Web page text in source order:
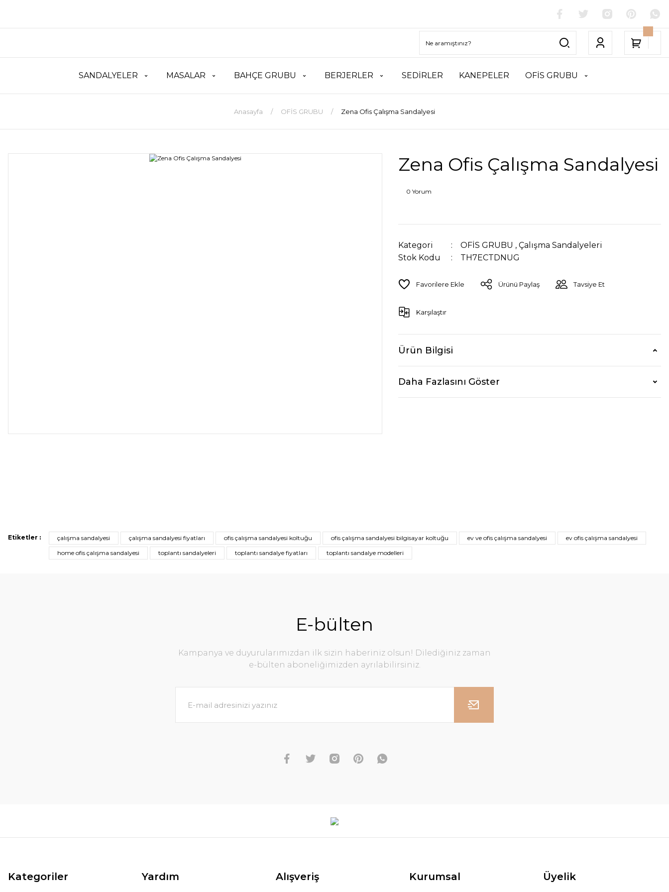
SANDALYELER MASALAR BAHÇE GRUBU BERJERLER SEDİRLER KANEPELER OFİS GRUBU
Anasayfa OFİS GRUBU Zena Ofis Çalışma Sandalyesi
Zena Ofis Çalışma Sandalyesi
0 Yorum
Kategori OFİS GRUBU , Çalışma Sandalyeleri
Stok Kodu
TH7ECTDNUG
Ürünü Paylaş Tavsiye Et
Karşılaştır
Ürün Bilgisi
Daha Fazlasını Göster
Etiketler : çalışma sandalyesi çalışma sandalyesi fiyatları ofis çalışma sandalyesi koltuğu ofis çalışma sandalyesi bilgisayar koltuğu ev ve ofis çalışma sandalyesi
ev ofis çalışma sandalyesi
home ofis çalışma sandalyesi
toplantı sandalyeleri toplantı sandalye fiyatları toplantı sandalye modelleri
E-bülten
Kampanya ve duyurularımızdan ilk sizin haberiniz olsun! Dilediğiniz zaman
e-bülten aboneliğimizden ayrılabilirsiniz.
Kategoriler Yardım Alışveriş Kurumsal Üyelik